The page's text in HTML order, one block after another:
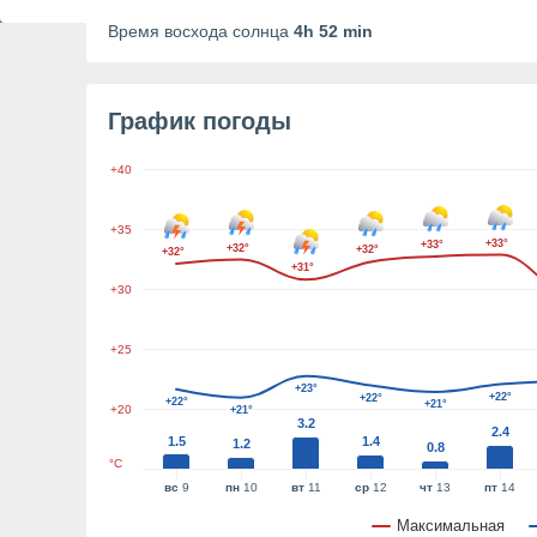
Время восхода солнца 4h 52 min
График погоды
Максимальная
вс 9 пн10 вт11 ср12 чт 13 пт 14
+20
+25
+30
+35
+40
°C
1.5 1.2
3.2
1.4
0.8
2.4
+32°
+32°
+31°
+32° +33° +33°
+22°
+21°
+23°
+22°
+21°
+22°